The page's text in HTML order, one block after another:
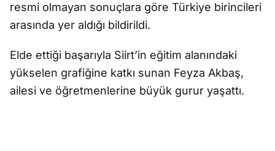
resmi olmayan sonuçlara göre Türkiye birincileri
arasında yer aldığı bildirildi.
Elde ettiği başarıyla Siirt’in eğitim alanındaki
yükselen grafiğine katkı sunan Feyza Akbaş,
ailesi ve öğretmenlerine büyük gurur yaşattı.